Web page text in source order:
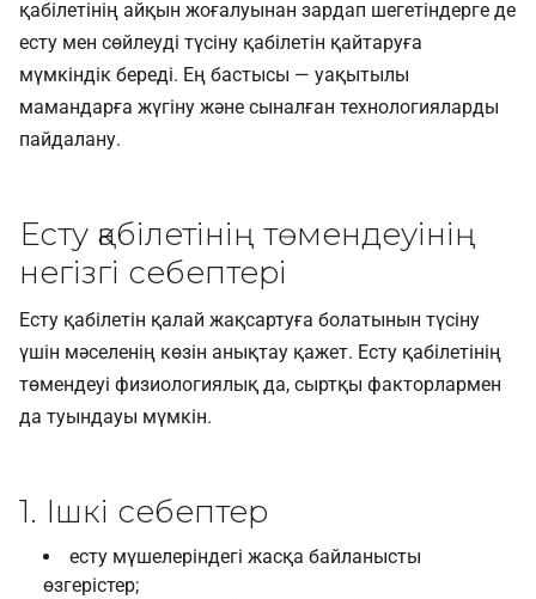
қабілетінің айқын жоғалуынан зардап шегетіндерге де
есту мен сөйлеуді түсіну қабілетін қайтаруға
мүмкіндік береді. Ең бастысы — уақытылы
мамандарға жүгіну және сыналған технологияларды
пайдалану.
Есту қабілетінің төмендеуінің
негізгі себептері
Есту қабілетін қалай жақсартуға болатынын түсіну
үшін мәселенің көзін анықтау қажет. Есту қабілетінің
төмендеуі физиологиялық да, сыртқы факторлармен
да туындауы мүмкін.
1. Ішкі себептер
есту мүшелеріндегі жасқа байланысты
өзгерістер;